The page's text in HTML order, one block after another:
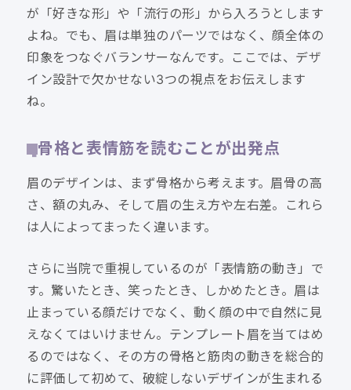
が「好きな形」や「流行の形」から入ろうとします
よね。でも、眉は単独のパーツではなく、顔全体の
印象をつなぐバランサーなんです。ここでは、デザ
イン設計で欠かせない3つの視点をお伝えします
ね。
骨格と表情筋を読むことが出発点
眉のデザインは、まず骨格から考えます。眉骨の高
さ、額の丸み、そして眉の生え方や左右差。これら
は人によってまったく違います。
さらに当院で重視しているのが「表情筋の動き」で
す。驚いたとき、笑ったとき、しかめたとき。眉は
止まっている顔だけでなく、動く顔の中で自然に見
えなくてはいけません。テンプレート眉を当てはめ
るのではなく、その方の骨格と筋肉の動きを総合的
に評価して初めて、破綻しないデザインが生まれる